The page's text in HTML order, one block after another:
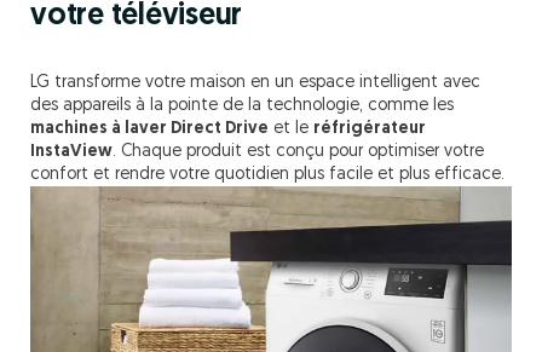
votre téléviseur
LG transforme votre maison en un espace intelligent avec
des appareils à la pointe de la technologie, comme les
machines à laver Direct Drive et le réfrigérateur
InstaView. Chaque produit est conçu pour optimiser votre
confort et rendre votre quotidien plus facile et plus efficace.